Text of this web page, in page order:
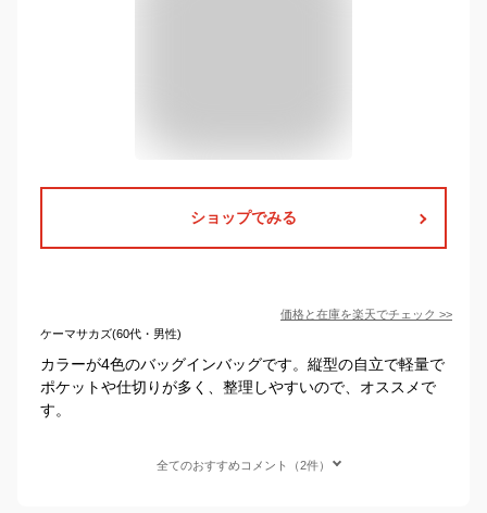
ショップでみる
価格と在庫を楽天でチェック >>
ケーマサカズ(60代・男性)
カラーが4色のバッグインバッグです。縦型の自立で軽量で
ポケットや仕切りが多く、整理しやすいので、オススメで
す。
全てのおすすめコメント（2件）